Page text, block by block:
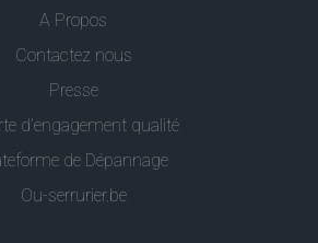
A Propos
Contactez nous
Presse
d’engagement qualité
de Dépannage
Ou-serrurier.be